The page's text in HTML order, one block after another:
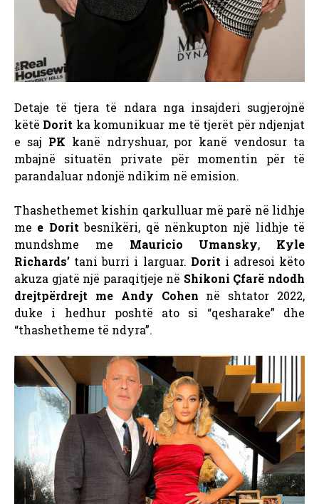
Detaje të tjera të ndara nga insajderi sugjerojnë
këtë Dorit ka komunikuar me të tjerët për ndjenjat
e saj PK kanë ndryshuar, por kanë vendosur ta
mbajnë situatën private për momentin për të
parandaluar ndonjë ndikim në emision.
Thashethemet kishin qarkulluar më parë në lidhje
me e Dorit besnikëri, që nënkupton një lidhje të
mundshme me Mauricio Umansky, Kyle
Richards’ tani burri i larguar. Dorit i adresoi këto
akuza gjatë një paraqitjeje në Shikoni Çfarë ndodh
drejtpërdrejt me Andy Cohen në shtator 2022,
duke i hedhur poshtë ato si “qesharake” dhe
“thashetheme të ndyra”.